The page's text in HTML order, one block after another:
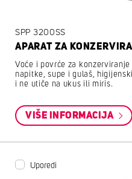
SPP 3200SS
APARAT ZA
Voće i povrće za
napitke, supe i gulaš,
i ne utiče na ukus ili miris.
VIŠE INFORMACIJA
Uporedi